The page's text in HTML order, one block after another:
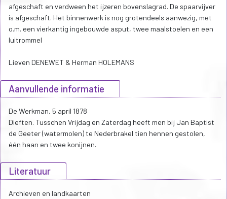
afgeschaft en verdween het ijzeren bovenslagrad. De spaarvijver
is afgeschaft. Het binnenwerk is nog grotendeels aanwezig, met
o.m. een vierkantig ingebouwde asput, twee maalstoelen en een
luitrommel
Lieven DENEWET & Herman HOLEMANS
Aanvullende informatie
De Werkman, 5 april 1878
Dieften. Tusschen Vrijdag en Zaterdag heeft men bij Jan Baptist
de Geeter (watermolen) te Nederbrakel tien hennen gestolen,
één haan en twee konijnen.
Literatuur
Archieven en landkaarten